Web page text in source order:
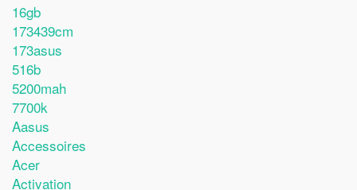
16gb
173439cm
173asus
516b
5200mah
7700k
Aasus
Accessoires
Acer
Activation